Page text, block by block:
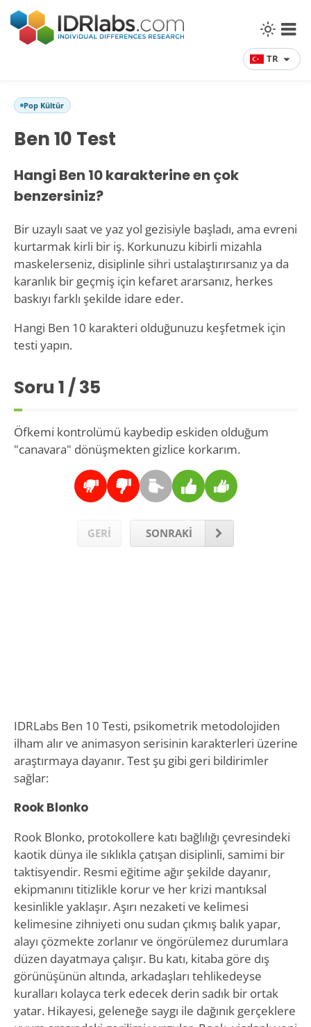
TR
Pop Kültür
Ben 10 Test
Hangi Ben 10 karakterine en çok
benzersiniz?
Bir uzaylı saat ve yaz yol gezisiyle başladı, ama evreni
kurtarmak kirli bir iş. Korkunuzu kibirli mizahla
maskelerseniz, disiplinle sihri ustalaştırırsanız ya da
karanlık bir geçmiş için kefaret ararsanız, herkes
baskıyı farklı şekilde idare eder.
Hangi Ben 10 karakteri olduğunuzu keşfetmek için
testi yapın.
Soru 1 / 35
Öfkemi kontrolümü kaybedip eskiden olduğum
"canavara" dönüşmekten gizlice korkarım.
GERİ SONRAKİ
IDRLabs Ben 10 Testi, psikometrik metodolojiden
ilham alır ve animasyon serisinin karakterleri üzerine
araştırmaya dayanır. Test şu gibi geri bildirimler
sağlar:
Rook Blonko
Rook Blonko, protokollere katı bağlılığı çevresindeki
kaotik dünya ile sıklıkla çatışan disiplinli, samimi bir
taktisyendir. Resmi eğitime ağır şekilde dayanır,
ekipmanını titizlikle korur ve her krizi mantıksal
kesinlikle yaklaşır. Aşırı nezaketi ve kelimesi
kelimesine zihniyeti onu sudan çıkmış balık yapar,
alayı çözmekte zorlanır ve öngörülemez durumlara
düzen dayatmaya çalışır. Bu katı, kitaba göre dış
görünüşünün altında, arkadaşları tehlikedeyse
kuralları kolayca terk edecek derin sadık bir ortak
yatar. Hikayesi, geleneğe saygı ile dağınık gerçeklere